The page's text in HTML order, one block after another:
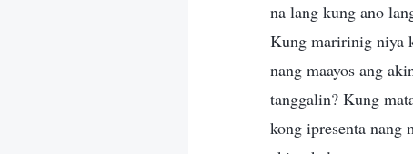
na lang kung ano
Kung maririnig niya
nang maayos ang
tanggalin? Kung
kong ipresenta nang